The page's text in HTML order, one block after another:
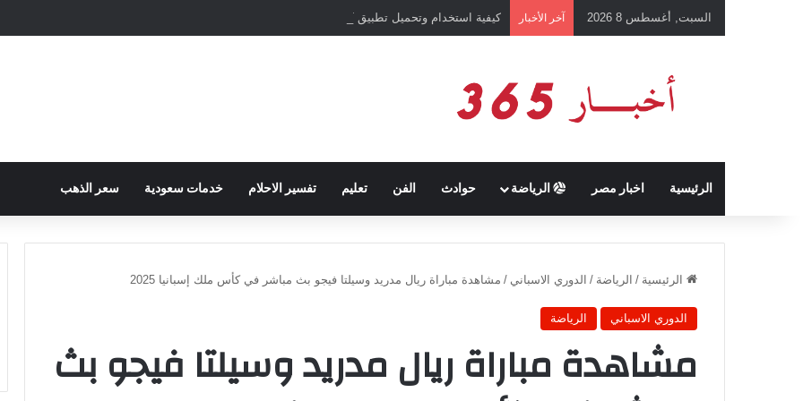
السبت, أغسطس 8 2026 آخر الأخبار كيفية استخدام وتحميل تطبيق chatGPT وإجراء المحادثات المباشرة والمراسلات الفورية
الرئيسية اخبار مصر الرياضة حوادث الفن تعليم تفسير الاحلام خدمات سعودية سعر الذهب
الرئيسية / الرياضة / الدوري الاسباني / مشاهدة مباراة ريال مدريد وسيلتا فيجو بث مباشر في كأس ملك إسبانيا 2025
الدوري الاسباني الرياضة
مشاهدة مباراة ريال مدريد وسيلتا فيجو بث